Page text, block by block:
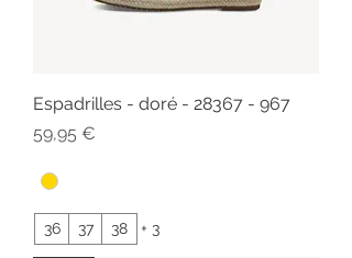
Espadrilles - doré - 28367 - 967
Prix
59,95 €
36 37 38 + 3